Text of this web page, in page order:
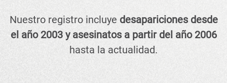
Nuestro registro incluye desapariciones desde
el año 2003 y asesinatos a partir del año 2006
hasta la actualidad.